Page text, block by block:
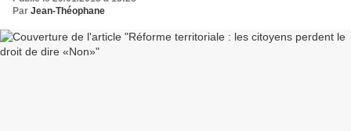
Par Jean-Théophane